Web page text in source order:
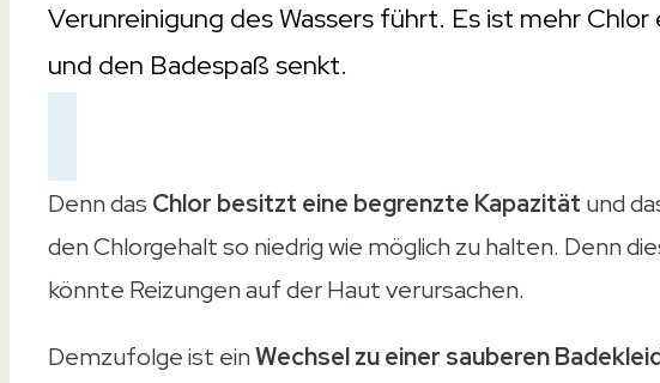
Verunreinigung des Wassers führt. Es ist mehr
und den Badespaß senkt.
Denn das Chlor besitzt eine begrenzte Kapazität und
den Chlorgehalt so niedrig wie möglich zu halten. Denn
könnte Reizungen auf der Haut verursachen.
Demzufolge ist einWechsel zu einer sauberen